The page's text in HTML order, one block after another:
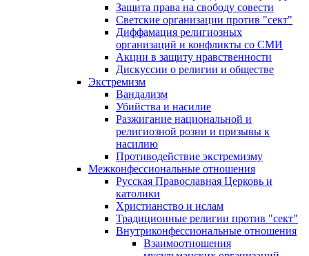
Защита права на свободу совести
Светские организации против "сект"
Диффамация религиозных
организаций и конфликты со СМИ
Акции в защиту нравственности
Дискуссии о религии и обществе
Экстремизм
Вандализм
Убийства и насилие
Разжигание национальной и
религиозной розни и призывы к
насилию
Противодействие экстремизму
Межконфессиональные отношения
Русская Православная Церковь и
католики
Христианство и ислам
Традиционные религии против "сект"
Внутриконфессиональные отношения
Взаимоотношения